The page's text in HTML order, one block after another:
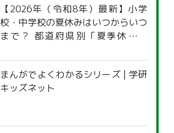
【2026年（令和8年）最新】小学
校・中学校の夏休みはいつからいつ
まで？ 都道府県別「夏季休暇一
まんがでよくわかるシリーズ | 学研
キッズネット